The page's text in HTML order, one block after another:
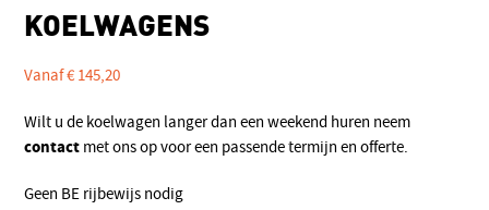
KOELWAGENS
Vanaf€145,20
Wilt u de koelwagen langer dan een weekend huren neem
contact met ons op voor een passende termijn en offerte.
Geen BE rijbewijs nodig